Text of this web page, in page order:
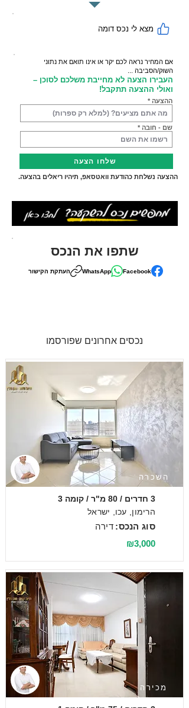
מצא לי נכס דומה
אם המחיר נראה לכם יקר או אינו תואם את נתוני
השוק/הסביבה ...
העבירו הצעה לא מחייבת משלכם לסוכן –
ואולי ההצעה תתקבל!
ההצעה
שם - חובה
שלחו הצעה
ההצעה נשלחת כהודעת וואטסאפ, תיהיו ריאלים בהצעה.
שתפו את הנכס
Facebook
WhatsApp העתקת הקישור
נכסים אחרונים שפורסמו
השכרה
3 חדרים / 80 מ"ר / קומה 3
הרימון, עכו, ישראל
דירה סוג הנכס:
₪3,000
מכירה